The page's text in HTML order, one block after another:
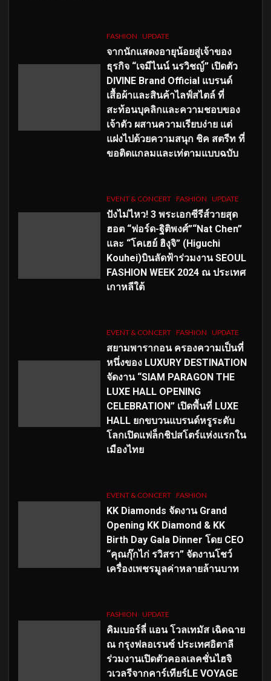
FASHION UPDATE
จากนักแสดงอายุน้อยสู่เจ้าของ
ธุรกิจ “เจมีไนน์ นรวิชญ์” เปิดตัว
DIVINE Brand Official แบรนด์
เสื้อผ้าและสินค้าไลฟ์สไตล์ ที่
สะท้อนบุคลิกและความชอบของ
เจ้าตัว ผสานความเรียบง่าย แต่
แฝงไปด้วยความสนุก ชิค สตรีท ที่
ขอติดแกลมและเท่ตามแบบฉบับ
EVENT & CONCERT FASHION UPDATE
ปังไม่ไหว! 3 พระเอกซีรีส์วายสุด
ฮอต “ฟอร์ด-ฐิติพงศ์”“Nat Chen”
และ “โคเฮย์ ฮิงุจิ” (Higuchi
Kouhei)บินลัดฟ้าร่วมงาน SEOUL
FASHION WEEK 2024 ณ ประเทศ
เกาหลีใต้
EVENT & CONCERT FASHION UPDATE
สยามพารากอน ครองความเป็นที่
หนึ่งของ LUXURY DESTINATION
จัดงาน “SIAM PARAGON THE
LUXE HALL OPENING
CELEBRATION” เปิดพื้นที่ LUXE
HALL ยกขบวนแบรนด์หรูระดับ
โลกเปิดแฟล็กชิปสโตร์แห่งแรกใน
เมืองไทย
EVENT & CONCERT FASHION
KK Diamonds จัดงาน Grand
Opening KK Diamond & KK
Birth Day Gala Dinner โดย CEO
“คุณกุ๊กไก่ รวิสรา” จัดงานโชว์
เครื่องเพชรมูลค่าหลายล้านบาท
FASHION UPDATE
คิมเบอร์ลี่ แอน โวลเทมัส เฉิดฉาย
ณ กรุงฟลอเรนซ์ ประเทศอิตาลี
ร่วมงานเปิดตัวคอลเลคชั่นไฮจิ
วเวลรีจากคาร์เทียร์LE VOYAGE